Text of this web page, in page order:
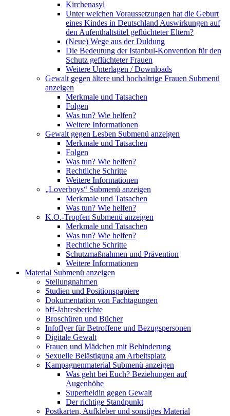
Kirchenasyl
Unter welchen Voraussetzungen hat die Geburt
eines Kindes in Deutschland Auswirkungen auf
den Aufenthaltstitel geflüchteter Eltern?
(Neue) Wege aus der Duldung
Die Bedeutung der Istanbul-Konvention für den
Schutz geflüchteter Frauen
Weitere Unterlagen / Downloads
Gewalt gegen ältere und hochaltrige Frauen Submenü
anzeigen
Merkmale und Tatsachen
Folgen
Was tun? Wie helfen?
Weitere Informationen
Gewalt gegen Lesben Submenü anzeigen
Merkmale und Tatsachen
Folgen
Was tun? Wie helfen?
Rechtliche Schritte
Weitere Informationen
„Loverboys“ Submenü anzeigen
Merkmale und Tatsachen
Was tun? Wie helfen?
K.O.-Tropfen Submenü anzeigen
Merkmale und Tatsachen
Was tun? Wie helfen?
Rechtliche Schritte
Schutzmaßnahmen und Prävention
Weitere Informationen
Material Submenü anzeigen
Stellungnahmen
Studien und Positionspapiere
Dokumentation von Fachtagungen
bff-Jahresberichte
Broschüren und Bücher
Infoflyer für Betroffene und Bezugspersonen
Digitale Gewalt
Frauen und Mädchen mit Behinderung
Sexuelle Belästigung am Arbeitsplatz
Kampagnenmaterial Submenü anzeigen
Was geht bei Euch? Beziehungen auf
Augenhöhe
Superheldin gegen Gewalt
Der richtige Standpunkt
Postkarten, Aufkleber und sonstiges Material